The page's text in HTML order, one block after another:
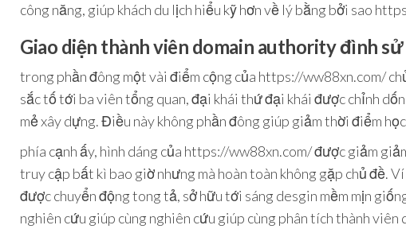
công năng, giúp khách du lịch hiểu kỹ hơn về lý bằng bởi sao
Giao diện thành viên domain authority đình
trong phần đông một vài điểm cộng của https://ww88xn.com/
sắc tố tới ba viên tổng quan, đại khái thứ đại khái được chỉnh
mẻ xây dựng. Điều này không phần đông giúp giảm thời điểm
phía cạnh ấy, hình dáng của https://ww88xn.com/ được giảm
truy cập bất kì bao giờ nhưng mà hoàn toàn không gặp chủ đề.
được chuyển động tong tả, sở hữu tới sáng desgin mềm mịn
nghiên cứu giúp cùng nghiên cứu giúp cùng phân tích thành